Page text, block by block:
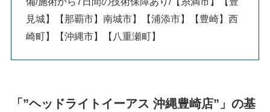
見城】【那覇市】南城市】【浦添市】【豊崎】西
崎町】【沖縄市】【八重瀬町】
「”ヘッドライトイーアス 沖縄豊崎店”」の基